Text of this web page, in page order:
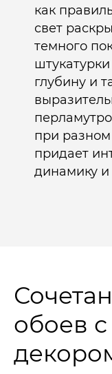
как
свет
темного
глубину и
при
придает
динамику и
обоев